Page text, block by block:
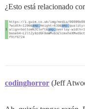
¿Esto está relacionado
codinghorror (Jeff